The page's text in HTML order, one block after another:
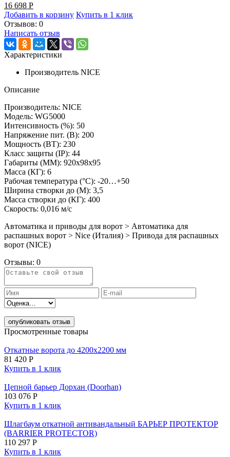
16 698 Р
Добавить в корзину Купить в 1 клик
Отзывов: 0
Написать отзыв
Характеристики
Производитель NICE
Описание
Производитель: NICE
Модель: WG5000
Интенсивность (%): 50
Напряжение пит. (B): 200
Мощность (ВТ): 230
Класс защиты (IP): 44
Габариты (ММ): 920х98х95
Масса (КГ): 6
Рабочая температура (°C): -20…+50
Ширина створки до (М): 3,5
Масса створки до (КГ): 400
Скорость: 0,016 м/c
Автоматика и приводы для ворот > Автоматика для
распашных ворот > Nice (Италия) > Привода для распашных
ворот (NICE)
Отзывы: 0
опубликовать отзыв
Просмотренные товары
Откатные ворота до 4200х2200 мм
81 420 Р
Купить в 1 клик
Цепной барьер Дорхан (Doorhan)
103 076 Р
Купить в 1 клик
Шлагбаум откатной антивандальный БАРЬЕР ПРОТЕКТОР
(BARRIER PROTECTOR)
110 297 Р
Купить в 1 клик